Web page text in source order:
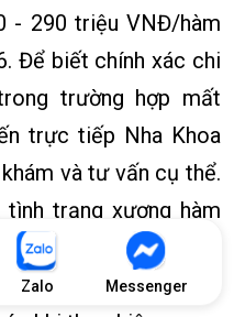
Zalo Messenger
- 290 triệu VNĐ/hàm
Để biết chính xác chi
trường hợp mất
trực tiếp Nha Khoa
và tư vấn cụ thể.
trạng xương hàm
bác sĩ sẽ đưa ra kế
mức chi phí rõ ràng,